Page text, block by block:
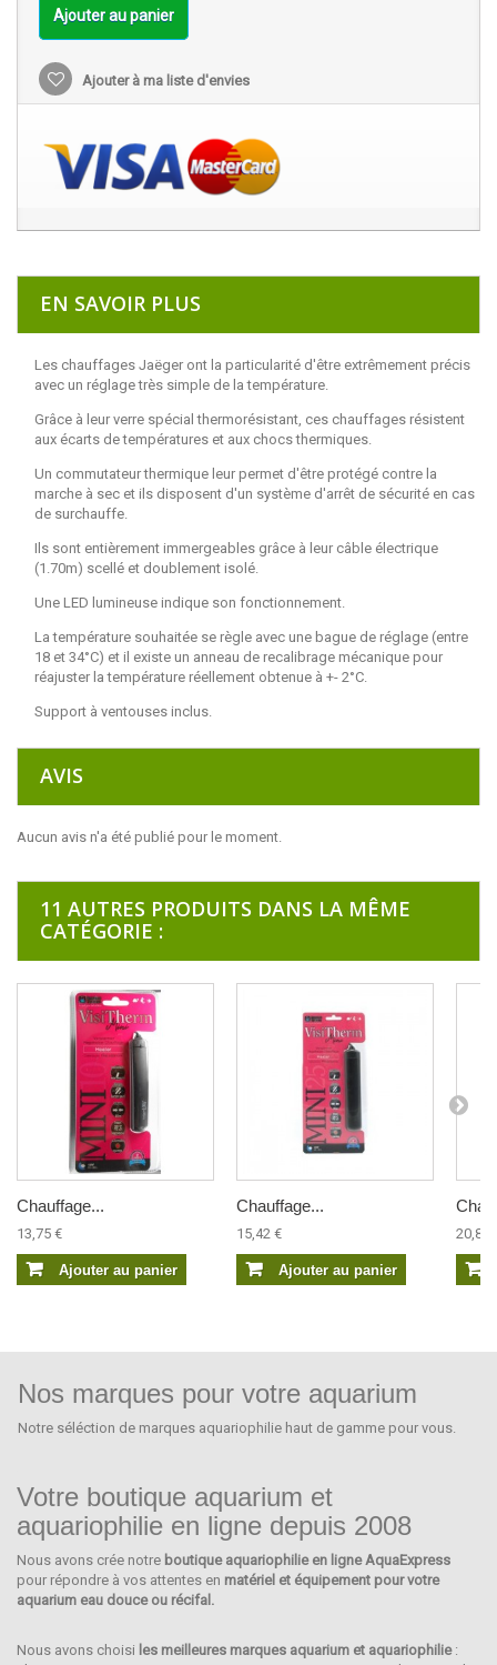
Ajouter au panier
Ajouter à ma liste d'envies
EN SAVOIR PLUS
Les chauffages Jaëger ont la particularité d'être extrêmement précis
avec un réglage très simple de la température.
Grâce à leur verre spécial thermorésistant, ces chauffages résistent
aux écarts de températures et aux chocs thermiques.
Un commutateur thermique leur permet d'être protégé contre la
marche à sec et ils disposent d'un système d'arrêt de sécurité en cas
de surchauffe.
Ils sont entièrement immergeables grâce à leur câble électrique
(1.70m) scellé et doublement isolé.
Une LED lumineuse indique son fonctionnement.
La température souhaitée se règle avec une bague de réglage (entre
18 et 34°C) et il existe un anneau de recalibrage mécanique pour
réajuster la température réellement obtenue à +- 2°C.
Support à ventouses inclus.
AVIS
Aucun avis n'a été publié pour le moment.
11 AUTRES PRODUITS DANS LA MÊME
CATÉGORIE :
Chauffage...
13,75 €
Ajouter au panier
Chauffage...
15,42 €
Ajouter au panier
20,83
Nos marques pour votre aquarium
Notre séléction de marques aquariophilie haut de gamme pour vous.
GENESIS AQUATICS
Votre boutique aquarium et
aquariophilie en ligne depuis 2008
Nous avons crée notre boutique aquariophilie en ligne AquaExpress
pour répondre à vos attentes en matériel et équipement pour votre
aquarium eau douce ou récifal.
Nous avons choisi les meilleures marques aquarium et aquariophilie: